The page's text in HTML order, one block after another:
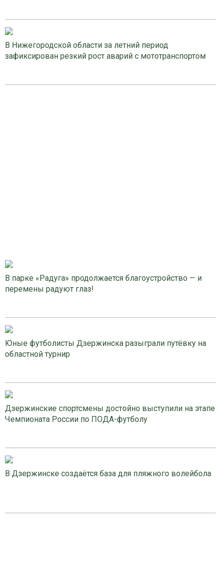
В Нижегородской области за летний период
зафиксирован резкий рост аварий с мототранспортом
В парке «Радуга» продолжается благоустройство — и
перемены радуют глаз!
Юные футболисты Дзержинска разыграли путёвку на
областной турнир
Дзержинские спортсмены достойно выступили на этапе
Чемпионата России по ПОДА-футболу
В Дзержинске создаётся база для пляжного волейбола